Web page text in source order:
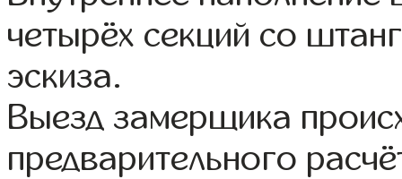
четырёх секций со
эскиза.
Выезд замерщика
предварительного